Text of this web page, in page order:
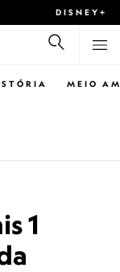
DISNEY+
MEIO
1